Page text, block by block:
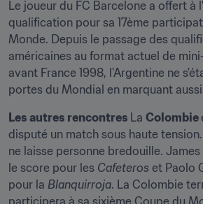
Le joueur du FC Barcelone a offert à
qualification pour sa 17ème
Monde. Depuis le passage des
américaines au format actuel de
avant France 1998, l'Argentine ne
portes du Mondial en marquant
Les autres rencontres La Colombie
disputé un match sous haute tension.
ne laisse personne bredouille.
le score pour les Cafeteros et Paolo
pour la Blanquirroja. La Colombie
participera à sa sixième Coupe du